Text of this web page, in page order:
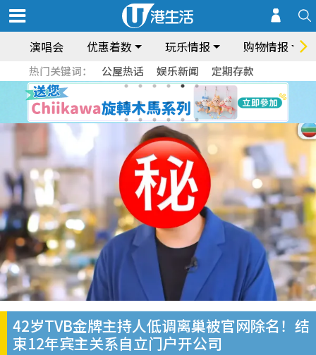
演唱会 优惠着数 玩乐情报 购物情报
热门关键词： 公屋热话 娱乐新闻 定期存款
42岁TVB金牌主持人低调离巢被官网除名！结
束12年宾主关系自立门户开公司